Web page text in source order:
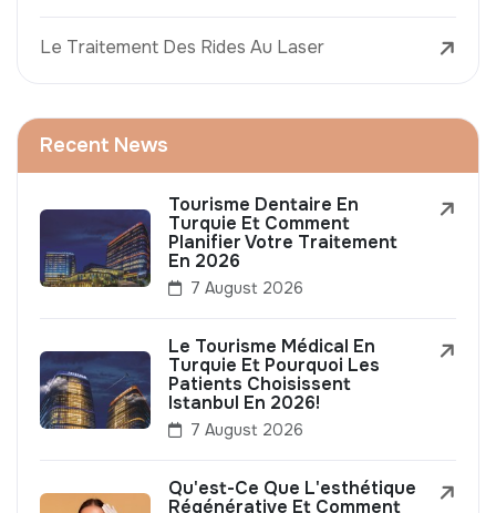
Le Traitement Des Rides Au Laser
Recent News
Tourisme Dentaire En
Turquie Et Comment
Planifier Votre Traitement
En 2026
7 August 2026
Le Tourisme Médical En
Turquie Et Pourquoi Les
Patients Choisissent
Istanbul En 2026!
7 August 2026
Qu'est-Ce Que L'esthétique
Régénérative Et Comment